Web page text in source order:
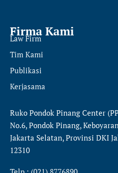
Firma Kami
Law Firm
Tim Kami
Publikasi
Kerjasama
Ruko Pondok Pinang Center
No.6, Pondok Pinang,
Jakarta Selatan, Provinsi DKI
12310